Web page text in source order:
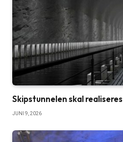
Skipstunnelen skal realiseres
JUNI 9, 2026